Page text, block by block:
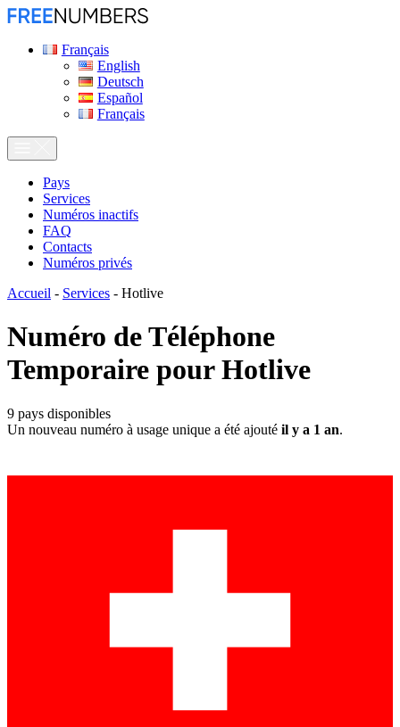
Français
English
Deutsch
Español
Français
Pays
Services
Numéros inactifs
FAQ
Contacts
Numéros privés
Accueil - Services - Hotlive
Numéro de Téléphone
Temporaire pourHotlive
9 pays disponibles
Un nouveau numéro à usage unique a été ajouté il y a 1 an.